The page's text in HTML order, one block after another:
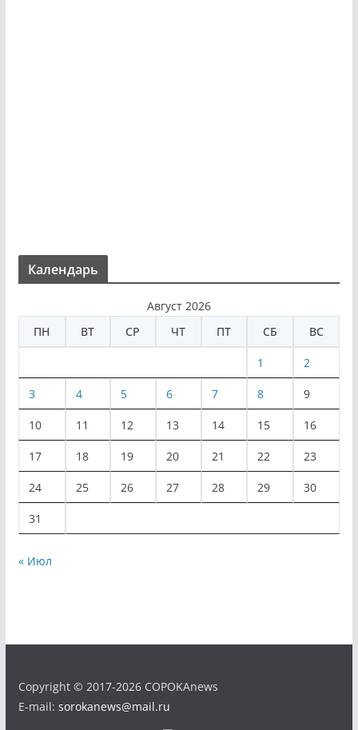
Календарь
Август 2026
ПН
ВТ СР ЧТ ПТ СБ ВС
1 2
3 4 5 6 7 8 9
10 11 12 13 14 15 16
17 18 19 20 21 22 23
24 25 26 27 28 29 30
31
« Июл
Copyright © 2017-2026 COPOKAnews
E-mail: sorokanews@mail.ru